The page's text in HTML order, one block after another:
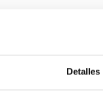
Detalles